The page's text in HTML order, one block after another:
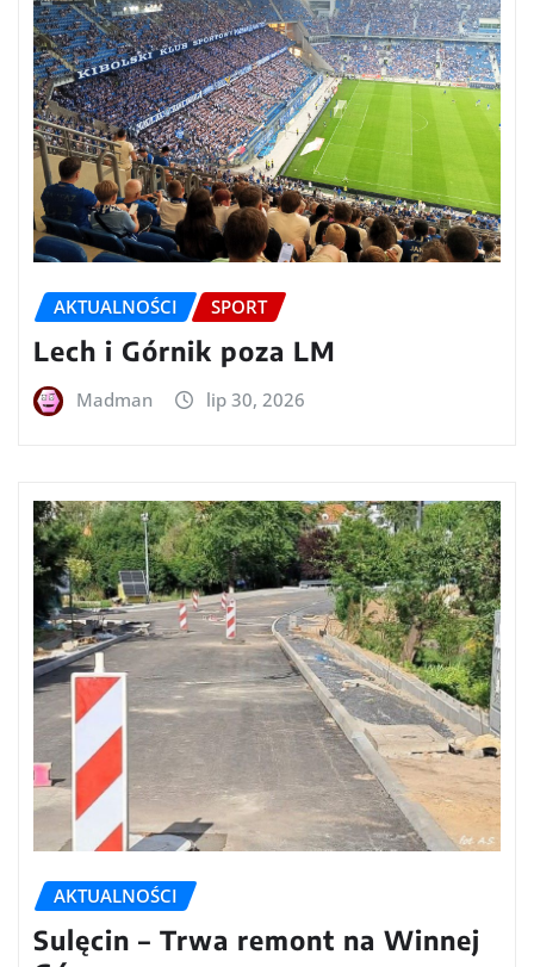
AKTUALNOŚCI SPORT
Lech i Górnik poza LM
Madman lip 30, 2026
AKTUALNOŚCI
Sulęcin – Trwa remont na Winnej